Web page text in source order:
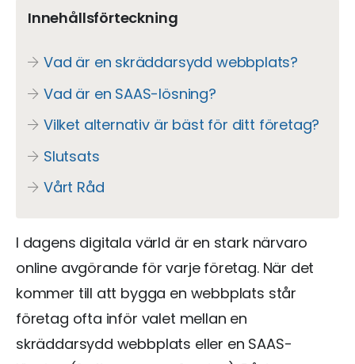
Innehållsförteckning
Vad är en skräddarsydd webbplats?
Vad är en SAAS-lösning?
Vilket alternativ är bäst för ditt företag?
Slutsats
Vårt Råd
I dagens digitala värld är en stark närvaro
online avgörande för varje företag. När det
kommer till att bygga en webbplats står
företag ofta inför valet mellan en
skräddarsydd webbplats eller en SAAS-